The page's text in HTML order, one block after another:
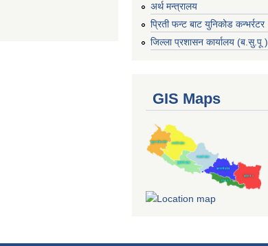
अर्थ मन्त्रालय
प्रिती फन्ट बाट युनिकोड कन्भर्रटर
जिल्ला प्रशासन कार्यालय (ब.सु.पू )
GIS Maps